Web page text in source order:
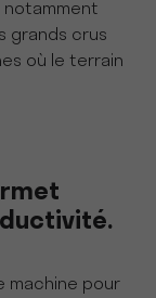
notamment
grands crus
où le terrain
machine pour